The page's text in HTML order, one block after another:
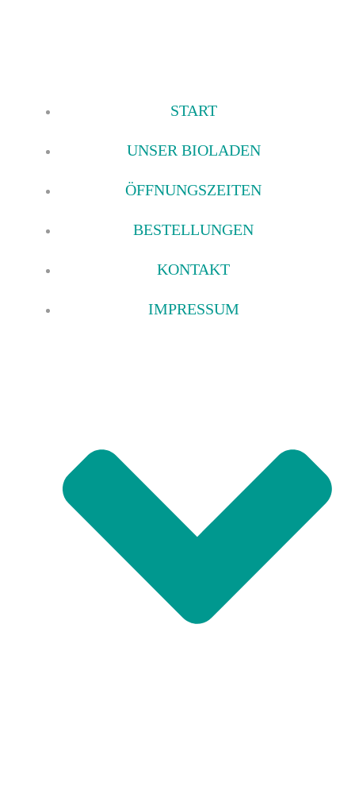
START
UNSER BIOLADEN
ÖFFNUNGSZEITEN
BESTELLUNGEN
KONTAKT
IMPRESSUM